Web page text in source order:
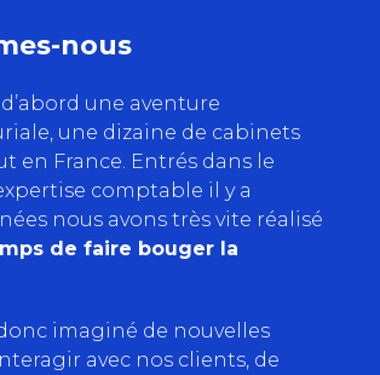
nous
une aventure
une dizaine de cabinets
en France. Entrés dans le
comptable il y a
nous avons très vite réalisé
de faire bouger la
imaginé de nouvelles
avec nos clients, de